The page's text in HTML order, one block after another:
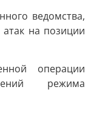
ведомства,
на позиции
операции
режима